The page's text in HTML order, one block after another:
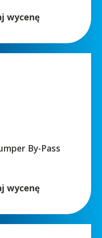
wycenę
By-Pass
wycenę